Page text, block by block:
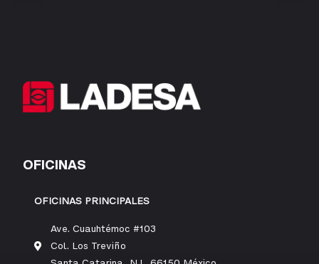
OFICINAS
OFICINAS PRINCIPALES
Ave. Cuauhtémoc #103
Col. Los Treviño